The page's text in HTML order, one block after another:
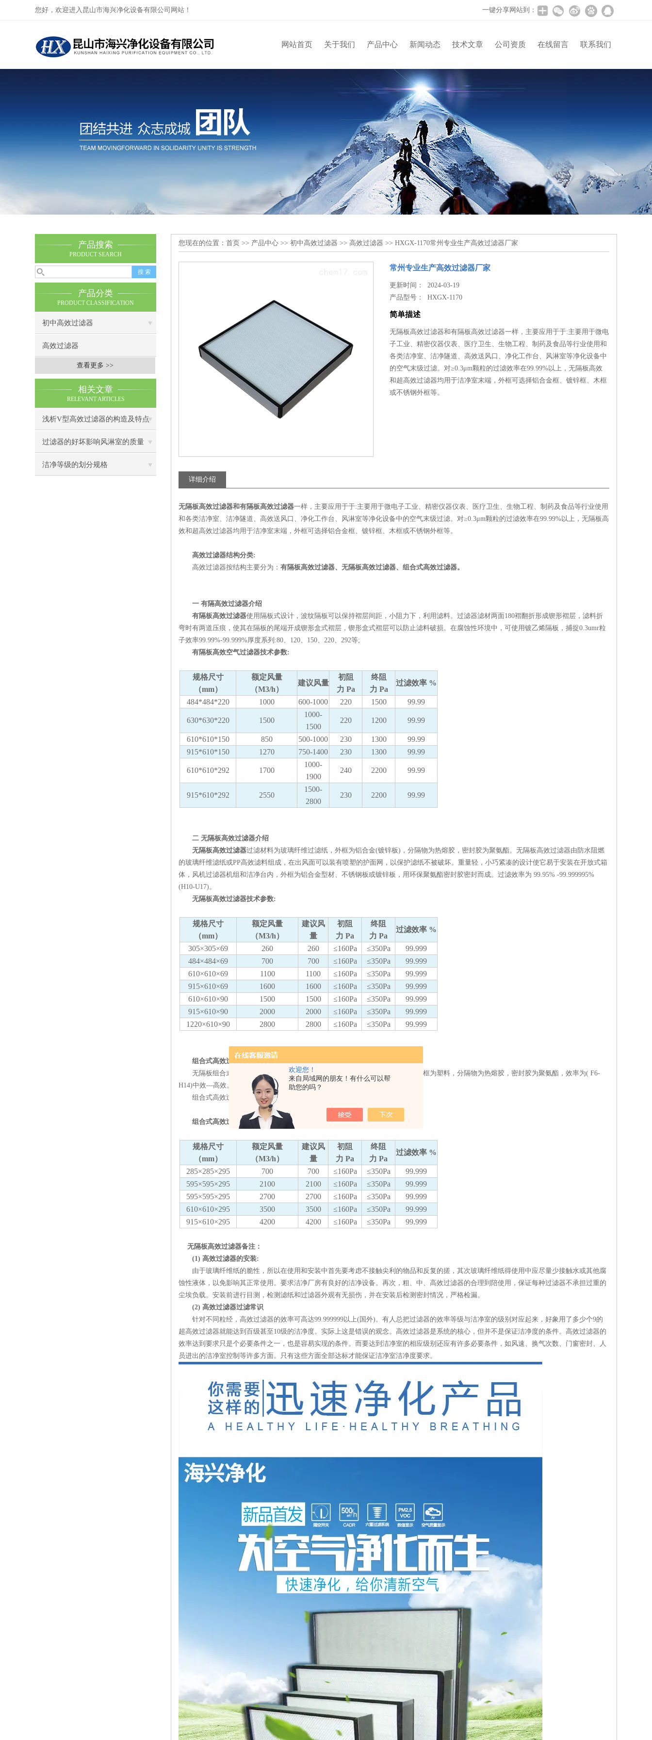
欢迎您！
来自局域网的朋友！有什么可以帮
助您的吗？
您好，欢迎进入昆山市海兴净化设备有限公司网站！ 一键分享网站到：
网站首页 关于我们 产品中心 新闻动态 技术文章 公司资质 在线留言 联系我们
产品搜索
PRODUCT SEARCH
产品分类
PRODUCT CLASSIFICATION
初中高效过滤器
高效过滤器
查看更多 >>
相关文章
RELEVANT ARTICLES
浅析V型高效过滤器的构造及特点
过滤器的好坏影响风淋室的质量
洁净等级的划分规格
您现在的位置： 首页 >> 产品中心 >> 初中高效过滤器 >> 高效过滤器 >> HXGX-1170常州专业生产高效过滤器厂家
常州专业生产高效过滤器厂家
更新时间： 2024-03-19
产品型号：HXGX-1170
简单描述
无隔板高效过滤器和有隔板高效过滤器一样，主要应用于于:主要用于微电
子工业、精密仪器仪表、医疗卫生、生物工程、制药及食品等行业使用和
各类洁净室、洁净隧道、高效送风口、净化工作台、风淋室等净化设备中
的空气末级过滤。对≥0.3μm颗粒的过滤效率在99.99%以上，无隔板高效
和超高效过滤器均用于洁净室末端，外框可选择铝合金框、镀锌框、木框
或不锈钢外框等。
详细介绍
无隔板高效过滤器和有隔板高效过滤器一样，主要应用于于:主要用于微电子工业、精密仪器仪表、医疗卫生、生物工程、制药及食品等行业使用
和各类洁净室、洁净隧道、高效送风口、净化工作台、风淋室等净化设备中的空气末级过滤。对≥0.3μm颗粒的过滤效率在99.99%以上，无隔板高
效和超高效过滤器均用于洁净室末端，外框可选择铝合金框、镀锌框、木框或不锈钢外框等。
高效过滤器结构分类:
高效过滤器按结构主要分为： 有隔板高效过滤器、无隔板高效过滤器、组合式高效过滤器。
一 有隔高效过滤器介绍
有隔板高效过滤器使用隔板式设计，波纹隔板可以保持褶层间距，小阻力下，利用滤料。过滤器滤材两面180褶翻折形成锲形褶层，滤料折
弯时有两道压痕，使其在隔板的尾端开成锲形盒式褶层，锲形盒式褶层可以防止滤料破损。在腐蚀性环境中，可使用镀乙烯隔板，捕捉0.3umr粒
子效率99.99%-99.999%厚度系列:80、120、150、220、292等;
有隔板高效空气过滤器技术参数:
规格尺寸
（mm）
额定风量
（M3/h）
建议风量
初阻
力 Pa
终阻
力 Pa
过滤效率 %
484*484*220 1000 600-1000 220 1500 99.99
630*630*220 1500
1000-
1500
220 1200 99.99
610*610*150 850 500-1000 230 1300
99.99
915*610*150
1270 750-1400 230 1300 99.99
610*610*292 1700
1000-
1900
240 2200 99.99
915*610*292 2550
1500-
2800
230 2200 99.99
二 无隔板高效过滤器介绍
无隔板高效过滤器过滤材料为玻璃纤维过滤纸，外框为铝合金(镀锌板)，分隔物为热熔胶，密封胶为聚氨酯。无隔板高效过滤器由防水阻燃
的玻璃纤维滤纸或PP高效滤料组成，在出风面可以装有喷塑的护面网，以保护滤纸不被破坏。重量轻，小巧紧凑的设计使它易于安装在开放式箱
体，风机过滤器机组和洁净台内，外框为铝合金型材、不锈钢板或镀锌板，用环保聚氨酯密封胶密封而成。过滤效率为 99.95% -99.999995%
(H10-U17)。
无隔板高效过滤器技术参数:
规格尺寸
（mm）
额定风量
（M3/h）
建议风
量
初阻
力 Pa
终阻
力 Pa
过滤效率 %
305×305×69 260 260 ≤160Pa ≤350Pa
99.999
484×484×69
700 700 ≤160Pa ≤350Pa
99.999
610×610×69
1100 1100 ≤160Pa ≤350Pa
99.999
915×610×69
1600 1600 ≤160Pa ≤350Pa
99.999
610×610×90
1500 1500 ≤160Pa ≤350Pa
99.999
915×610×90
2000 2000 ≤160Pa ≤350Pa
99.999
1220×610×90
2800 2800 ≤160Pa ≤350Pa 99.999
组合式高效过滤器介绍
无隔板组合式高效过滤器过滤材料为玻璃纤维过滤纸，超细聚丙烯过滤纸，外框为塑料，分隔物为热熔胶，密封胶为聚氨酯，效率为( F6-
H14)中效—高效。
组合式高效过滤网特点：过滤面积大，阻力小，寿命长。可焚烧环保。
组合式高效过滤器技术参数:
规格尺寸
（mm）
额定风量
（M3/h）
建议风
量
初阻
力 Pa
终阻
力 Pa
过滤效率 %
285×285×295 700 700 ≤160Pa ≤350Pa
99.999
595×595×295
2100 2100 ≤160Pa ≤350Pa
99.999
595×595×295
2700 2700 ≤160Pa ≤350Pa
99.999
610×610×295
3500 3500 ≤160Pa ≤350Pa
99.999
915×610×295
4200 4200 ≤160Pa ≤350Pa 99.999
无隔板高效过滤器备注：
(1) 高效过滤器的安装:
由于玻璃纤维纸的脆性，所以在使用和安装中首先要考虑不接触尖利的物品和反复的搓，其次玻璃纤维纸得使用中应尽量少接触水或其他腐
蚀性液体，以免影响其正常使用。要求洁净厂房有良好的洁净设备。再次，粗、中、高效过滤器的合理到陪使用，保证每种过滤器不承担过重的
尘埃负载。安装前进行目测，检测滤纸和过滤器外观有无损伤，并在安装后检测密封情况，严格检漏。
(2) 高效过滤器过滤常识
针对不同粒经，高效过滤器的效率可高达99.999999以上(国外)。有人总把过滤器的效率等级与洁净室的级别对应起来，好象用了多少个9的
超高效过滤器就能达到百级甚至10级的洁净度。实际上这是错误的观念。高效过滤器是系统的核心，但并不是保证洁净度的条件。高效过滤器的
效率达到要求只是个必要条件之一，也是容易实现的条件。而要达到洁净室的相应级别还应有许多必要条件，如风速、换气次数、门窗密封、人
员进出的洁净室控制等许多方面。只有这些方面全部达标才能保证洁净室洁净度要求。